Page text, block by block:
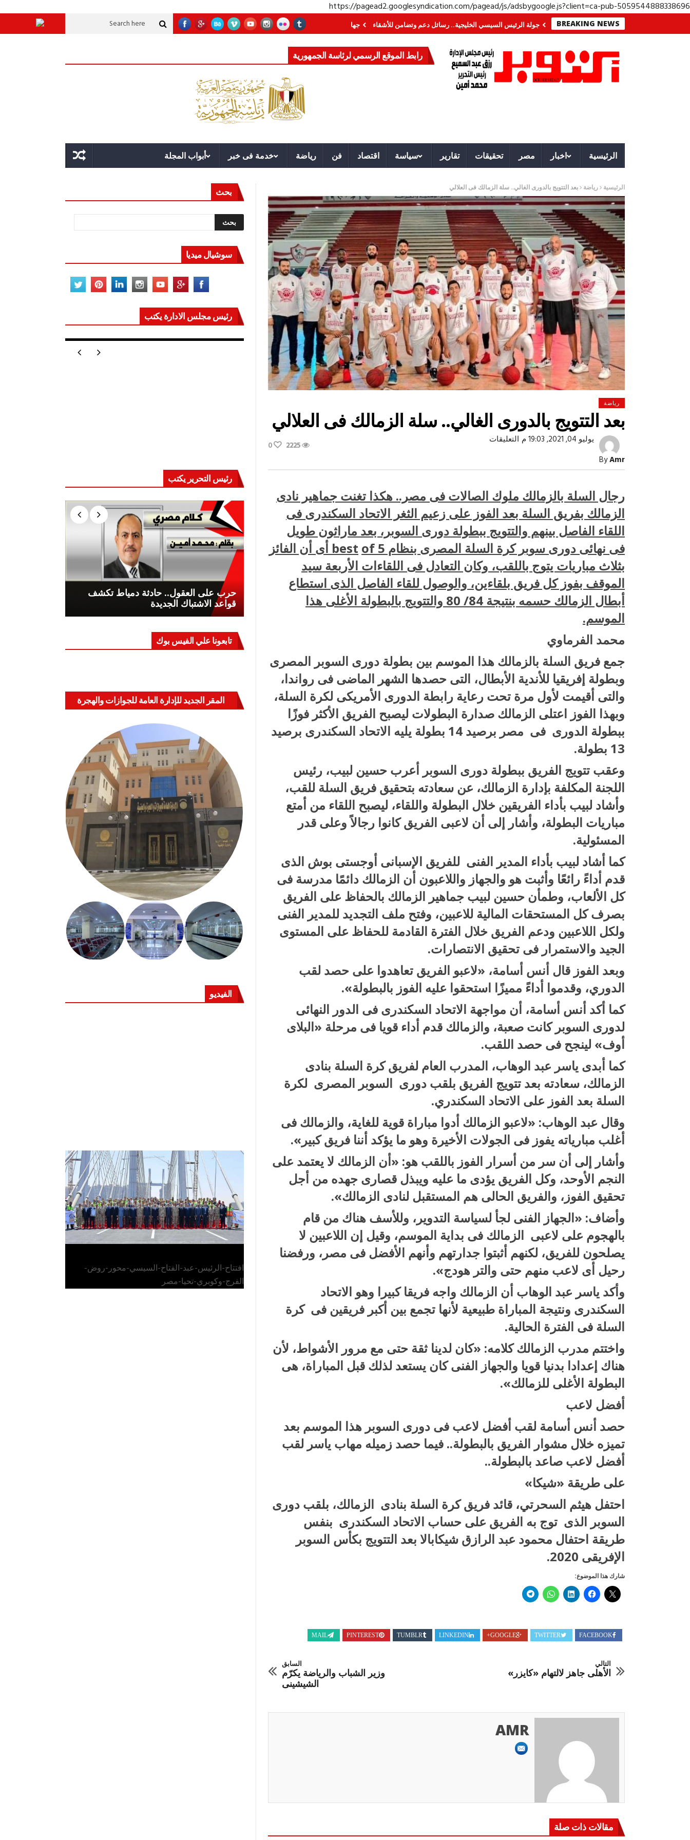
https://pagead2.googlesyndication.com/pagead/js/adsbygoogle.js?client=ca-pub-5059544888338696
BREAKING NEWS
معركة لا تُرى.. وحراس لا ينامون جولة الرئيس السيسي الخليجية.. رسائل دعم وتضامن للأشقاء جهاز مستقبل مصر نموذجا.. لماذا تُنشئ الدول كيانات تنموية عملاقة؟ قوة الدولة.. عندما يصبح التخطيط خط الدفاع الأول القيادة
رابط الموقع الرسمي لرئاسة الجمهورية
الرئيسية اخبار مصر تحقيقات تقارير سياسة اقتصاد فن رياضة خدمة فى خبر أبواب المجلة
الرئيسية رياضة بعد التتويج بالدورى الغالي.. سلة الزمالك فى العلالي
رياضة
بعد التتويج بالدورى الغالي.. سلة الزمالك فى العلالي
ByAmr
يوليو 04, 2021, 19:03 م التعليقات
الغالي..
الزمالك
فى
العلالي
مغلقة
2225
0
رجال السلة بالزمالك ملوك الصالات فى مصر.. هكذا تغنت جماهير نادى
الزمالك بفريق السلة بعد الفوز على زعيم الثغر الاتحاد السكندرى فى
اللقاء الفاصل بينهم والتتويج ببطولة دورى السوبر، بعد ماراثون طويل
فى نهائى دورى سوبر كرة السلة المصرى بنظام
best of
5 أى أن الفائز
بثلاث مباريات يتوج باللقب، وكان التعادل فى اللقاءات الأربعة سيد
الموقف بفوز كل فريق بلقاءين، والوصول للقاء الفاصل الذى استطاع
أبطال الزمالك حسمه بنتيجة 84/ 80 والتتويج بالبطولة الأغلى هذا
الموسم.
محمد الفرماوي
جمع فريق السلة بالزمالك هذا الموسم بين بطولة دورى السوبر المصرى
وبطولة إفريقيا للأندية الأبطال، التى حصدها الشهر الماضى فى رواندا،
والتى أقيمت لأول مرة تحت رعاية رابطة الدورى الأمريكى لكرة السلة،
وبهذا الفوز اعتلى الزمالك صدارة البطولات ليصبح الفريق الأكثر فوزًا
ببطولة الدورى فى مصر برصيد 14 بطولة يليه الاتحاد السكندرى برصيد
13 بطولة.
وعقب تتويج الفريق ببطولة دورى السوبر أعرب حسين لبيب، رئيس
اللجنة المكلفة بإدارة الزمالك، عن سعادته بتحقيق فريق السلة للقب،
وأشاد لبيب بأداء الفريقين خلال البطولة واللقاء، ليصبح اللقاء من أمتع
مباريات البطولة، وأشار إلى أن لاعبى الفريق كانوا رجالاً وعلى قدر
المسئولية.
كما أشاد لبيب بأداء المدير الفنى للفريق الإسبانى أوجستى بوش الذى
قدم أداءً رائعًا وأثبت هو والجهاز واللاعبون أن الزمالك دائمًا مدرسة فى
كل الألعاب، وطمأن حسين لبيب جماهير الزمالك بالحفاظ على الفريق
بصرف كل المستحقات المالية للاعبين، وفتح ملف التجديد للمدير الفنى
ولكل اللاعبين ودعم الفريق خلال الفترة القادمة للحفاظ على المستوى
الجيد والاستمرار فى تحقيق الانتصارات.
وبعد الفوز قال أنس أسامة، «لاعبو الفريق تعاهدوا على حصد لقب
الدوري، وقدموا أداءً مميزًا استحقوا عليه الفوز بالبطولة».
كما أكد أنس أسامة، أن مواجهة الاتحاد السكندرى فى الدور النهائى
لدورى السوبر كانت صعبة، والزمالك قدم أداء قويا فى مرحلة «البلاى
أوف» لينجح فى حصد اللقب.
كما أبدى ياسر عبد الوهاب، المدرب العام لفريق كرة السلة بنادى
الزمالك، سعادته بعد تتويج الفريق بلقب دورى السوبر المصرى لكرة
السلة بعد الفوز على الاتحاد السكندري.
وقال عبد الوهاب: «لاعبو الزمالك أدوا مباراة قوية للغاية، والزمالك فى
أغلب مبارياته يفوز فى الجولات الأخيرة وهو ما يؤكد أننا فريق كبير».
وأشار إلى أن سر من أسرار الفوز باللقب هو: «أن الزمالك لا يعتمد على
النجم الأوحد، وكل الفريق يؤدى ما عليه ويبذل قصارى جهده من أجل
تحقيق الفوز، والفريق الحالى هم المستقبل لنادى الزمالك».
وأضاف: «الجهاز الفنى لجأ لسياسة التدوير، وللأسف هناك من قام
بالهجوم على لاعبى الزمالك فى بداية الموسم، وقيل إن اللاعبين لا
يصلحون للفريق، لكنهم أثبتوا جدارتهم وأنهم الأفضل فى مصر، ورفضنا
رحيل أى لاعب منهم حتى والتر هودج».
وأكد ياسر عبد الوهاب أن الزمالك واجه فريقا كبيرا وهو الاتحاد
السكندرى ونتيجة المباراة طبيعية لأنها تجمع بين أكبر فريقين فى كرة
السلة فى الفترة الحالية.
واختتم مدرب الزمالك كلامه: «كان لدينا ثقة حتى مع مرور الأشواط، لأن
هناك إعدادا بدنيا قويا والجهاز الفنى كان يستعد لذلك قبل المباراة، هى
البطولة الأغلى للزمالك».
أفضل لاعب
حصد أنس أسامة لقب أفضل لاعب فى دورى السوبر هذا الموسم بعد
تميزه خلال مشوار الفريق بالبطولة.. فيما حصد زميله مهاب ياسر لقب
أفضل لاعب صاعد بالبطولة..
على طريقة «شيكا»
احتفل هيثم السحرتي، قائد فريق كرة السلة بنادى الزمالك، بلقب دورى
السوبر الذى توج به الفريق على حساب الاتحاد السكندرى بنفس
طريقة احتفال محمود عبد الرازق شيكابالا بعد التتويج بكأس السوبر
الإفريقى 2020.
شارك هذا الموضوع:
FACEBOOK
TWITTER
GOOGLE+
LINKEDIN
TUMBLR
PINTEREST
MAIL
السابق
وزير الشباب والرياضة يكرّم
الشيشينى
التالي
الأهلى جاهز لالتهام «كايزر»
AMR
مقالات ذات صلة
بحث
سوشيال ميديا
رئيس مجلس الادارة يكتب
مصر تعيد للعالم اتزانه أكتوبر «النصر» و«المجلة»
التشجيع «أخلاق» وليس «تحفيل»
رئيس التحرير يكتب
حرب على العقول.. حادثة دمياط تكشف
قواعد الاشتباك الجديدة
كيف تحمي مصر ثرواتها في الجنوب؟
معركة لا تُرى.. وحراس لا ينامون
جهاز مستقبل مصر نموذجا.. لماذا تُنشئ
الدول كيانات تنموية عملاقة؟
تابعونا علي الفيس بوك
المقر الجديد للإدارة العامة للجوازات والهجرة
الفيديو
الرئيس عبد الفتاح السيسي يفتتح محور روض
الفرج وكوبري تحيا مصر
افتتاح-الرئيس-عبد-الفتاح-السيسي-محور-روض-
الفرج-وكوبري-تحيا-مصر